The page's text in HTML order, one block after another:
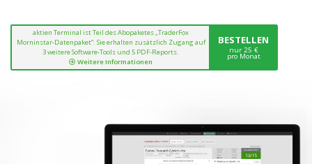
aktien Terminal ist Teil des Abopaketes „TraderFox
Morninstar-Datenpaket“. Sie erhalten zusätzlich Zugang auf
3 weitere Software-Tools und 5 PDF-Reports.
Weitere Informationen
BESTELLEN
nur 25 €
pro Monat